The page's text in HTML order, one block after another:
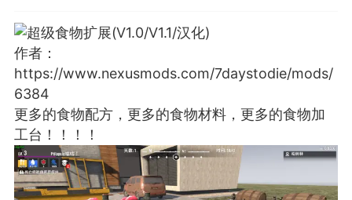
我的钱包 道具 排行榜
作者：
https://www.nexusmods.com/7daystodie/mods/
6384
更多的食物配方，更多的食物材料，更多的食物加
工台！！！！